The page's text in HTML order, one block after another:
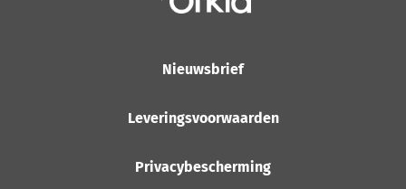
Nieuwsbrief
Leveringsvoorwaarden
Privacybescherming